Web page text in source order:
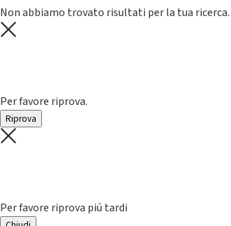
Non abbiamo trovato risultati per la tua
Per favore riprova.
Riprova
Per favore riprova piú tardi